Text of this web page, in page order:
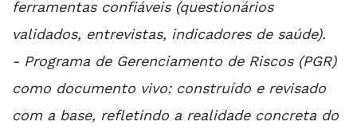
ferramentas confiáveis (questionários
validados, entrevistas, indicadores de saúde).
- Programa de Gerenciamento de Riscos (PGR)
como documento vivo: construído e revisado
com a base, refletindo a realidade concreta do